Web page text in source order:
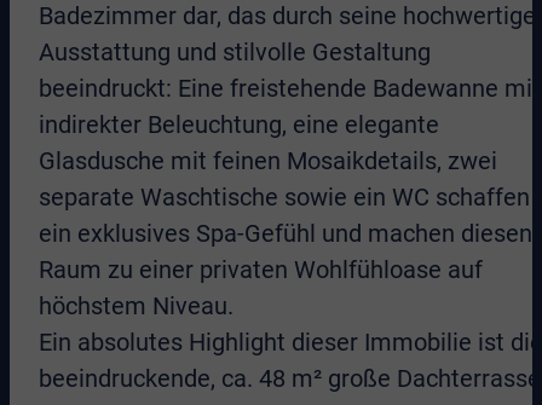
Badezimmer dar, das durch seine hochwertige
Ausstattung und stilvolle Gestaltung
beeindruckt: Eine freistehende Badewanne mit
indirekter Beleuchtung, eine elegante
Glasdusche mit feinen Mosaikdetails, zwei
separate Waschtische sowie ein WC schaffen
ein exklusives Spa-Gefühl und machen diesen
Raum zu einer privaten Wohlfühloase auf
höchstem Niveau.
Ein absolutes Highlight dieser Immobilie ist die
beeindruckende, ca. 48 m² große